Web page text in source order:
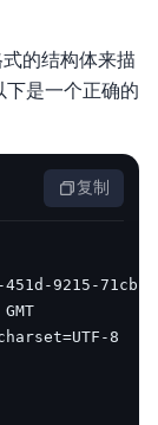
的结构体来描
下是一个正确的
复制